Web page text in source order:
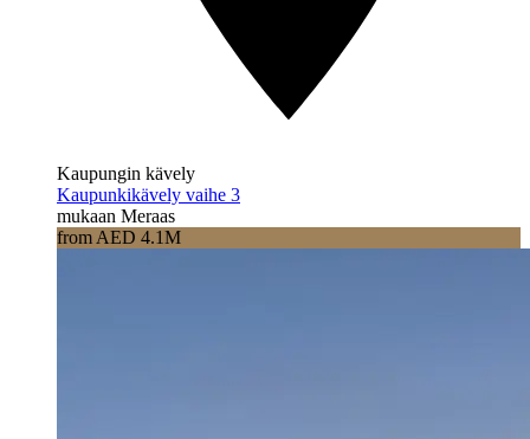
Kaupungin kävely
Kaupunkikävely vaihe 3
mukaan Meraas
from AED 4.1M